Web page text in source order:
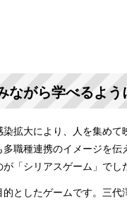
ながら学べるよう
拡大により、人を集めて
職種連携のイメージを伝
「シリアスゲーム」でし
としたゲームです。三代